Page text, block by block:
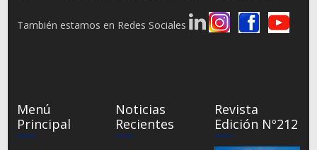
También estamos en Redes Sociales
Menú
Principal
Noticias
Recientes
Revista
Edición Nº212